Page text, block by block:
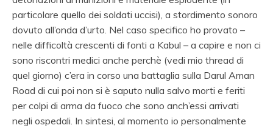
particolare quello dei soldati uccisi), a stordimento sonoro
dovuto all’onda d’urto. Nel caso specifico ho provato –
nelle difficoltà crescenti di fonti a Kabul – a capire e non ci
sono riscontri medici anche perchè (vedi mio thread di
quel giorno) c’era in corso una battaglia sulla Darul Aman
Road di cui poi non si è saputo nulla salvo morti e feriti
per colpi di arma da fuoco che sono anch’essi arrivati
negli ospedali. In sintesi, al momento io personalmente